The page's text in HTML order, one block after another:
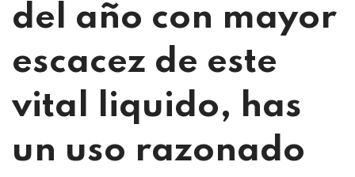
del año con mayor
escacez de este
vital liquido, has
un uso razonado